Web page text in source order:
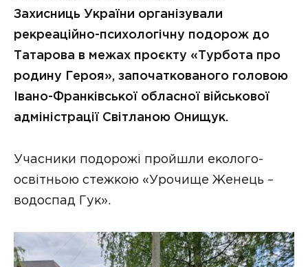
Захисниць України організували
рекреаційно-психологічну подорож до
Татарова в межах проєкту «Турбота про
родину Героя», започаткованого головою
Івано-Франківської обласної військової
адміністрації Світланою Онищук.
Учасники подорожі пройшли еколого-
освітньою стежкою «Урочище Женець –
водоспад Гук».